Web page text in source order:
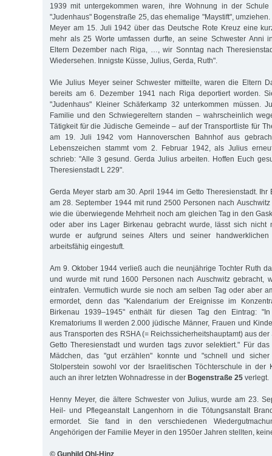
1939 mit untergekommen waren, ihre Wohnung in der
"Judenhaus" Bogenstraße 25, das ehemalige "Maystift",
Meyer am 15. Juli 1942 über das Deutsche Rote Kreuz eine
mehr als 25 Worte umfassen durfte, an seine Schwester Anni
Eltern Dezember nach Riga, …, wir Sonntag nach
Wiedersehen. Innigste Küsse, Julius, Gerda, Ruth".
Wie Julius Meyer seiner Schwester mitteilte, waren die Eltern
bereits am 6. Dezember 1941 nach Riga deportiert worden.
"Judenhaus" Kleiner Schäferkamp 32 unterkommen müssen.
Familie und den Schwiegereltern standen – wahrscheinlich
Tätigkeit für die Jüdische Gemeinde – auf der Transportliste für
am 19. Juli 1942 vom Hannoverschen Bahnhof aus
Lebenszeichen stammt vom 2. Februar 1942, als Julius
schrieb: "Alle 3 gesund. Gerda Julius arbeiten. Hoffen Euch
Theresienstadt L 229".
Gerda Meyer starb am 30. April 1944 im Getto Theresienstadt.
am 28. September 1944 mit rund 2500 Personen nach
wie die überwiegende Mehrheit noch am gleichen Tag in den
oder aber ins Lager Birkenau gebracht wurde, lässt sich nicht
wurde er aufgrund seines Alters und seiner
arbeitsfähig eingestuft.
Am 9. Oktober 1944 verließ auch die neunjährige Tochter Ruth
und wurde mit rund 1600 Personen nach Auschwitz gebracht,
eintrafen. Vermutlich wurde sie noch am selben Tag oder aber
ermordet, denn das "Kalendarium der Ereignisse im
Birkenau 1939–1945" enthält für diesen Tag den Eintrag:
Krematoriums II werden 2.000 jüdische Männer, Frauen und
aus Transporten des RSHA (= Reichssicherheitshauptamt) aus
Getto Theresienstadt und wurden tags zuvor selektiert." Für
Mädchen, das "gut erzählen" konnte und "schnell und
Stolperstein sowohl vor der Israelitischen Töchterschule in der
auch an ihrer letzten Wohnadresse in der Bogenstraße 25 verlegt.
Henny Meyer, die ältere Schwester von Julius, wurde am 23.
Heil- und Pflegeanstalt Langenhorn in die Tötungsanstalt
ermordet. Sie fand in den verschiedenen
Angehörigen der Familie Meyer in den 1950er Jahren stellten,
© Gunhild Ohl-Hinz